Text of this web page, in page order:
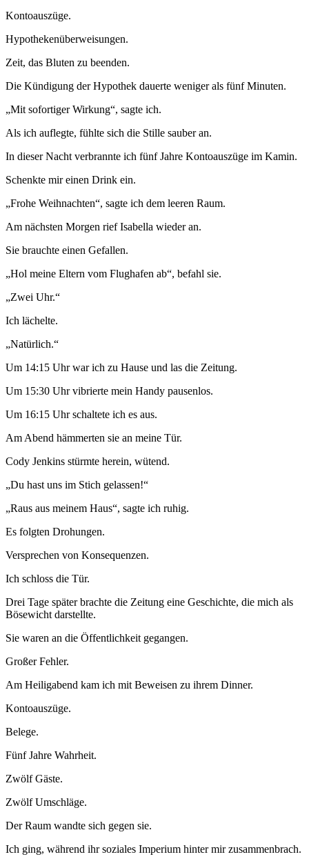
Kontoauszüge.
Hypothekenüberweisungen.
Zeit, das Bluten zu beenden.
Die Kündigung der Hypothek dauerte weniger als fünf Minuten.
„Mit sofortiger Wirkung“, sagte ich.
Als ich auflegte, fühlte sich die Stille sauber an.
In dieser Nacht verbrannte ich fünf Jahre Kontoauszüge im Kamin.
Schenkte mir einen Drink ein.
„Frohe Weihnachten“, sagte ich dem leeren Raum.
Am nächsten Morgen rief Isabella wieder an.
Sie brauchte einen Gefallen.
„Hol meine Eltern vom Flughafen ab“, befahl sie.
„Zwei Uhr.“
Ich lächelte.
„Natürlich.“
Um 14:15 Uhr war ich zu Hause und las die Zeitung.
Um 15:30 Uhr vibrierte mein Handy pausenlos.
Um 16:15 Uhr schaltete ich es aus.
Am Abend hämmerten sie an meine Tür.
Cody Jenkins stürmte herein, wütend.
„Du hast uns im Stich gelassen!“
„Raus aus meinem Haus“, sagte ich ruhig.
Es folgten Drohungen.
Versprechen von Konsequenzen.
Ich schloss die Tür.
Drei Tage später brachte die Zeitung eine Geschichte, die mich als
Bösewicht darstellte.
Sie waren an die Öffentlichkeit gegangen.
Großer Fehler.
Am Heiligabend kam ich mit Beweisen zu ihrem Dinner.
Kontoauszüge.
Belege.
Fünf Jahre Wahrheit.
Zwölf Gäste.
Zwölf Umschläge.
Der Raum wandte sich gegen sie.
Ich ging, während ihr soziales Imperium hinter mir zusammenbrach.